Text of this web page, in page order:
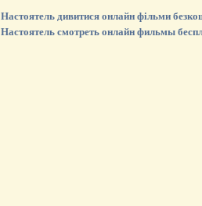
Настоятель дивитися онлайн фільми
Настоятель смотреть онлайн фильмы